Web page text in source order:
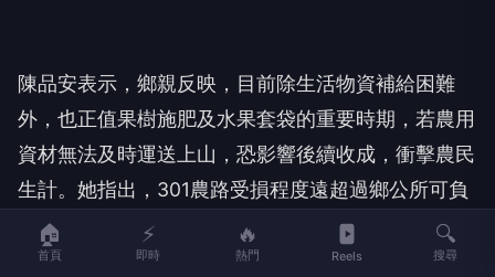
陳品安表示，鄉親反映，目前除生活物資補給困難
外，也正值果樹施肥及水果套袋的重要時期，若農用
資材無法及時運送上山，恐影響後續收成，衝擊農民
生計。她指出，301農路受損程度遠超過鄉公所可負
擔範圍，需要縣府專案投入經費協助重建。
🏠
首頁
⚡
即時
🔥
熱門 Reels
🔍
搜尋